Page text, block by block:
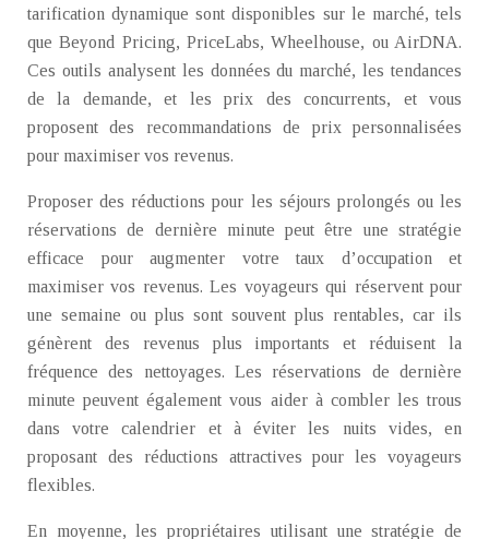
tarification dynamique sont disponibles sur le marché, tels
que Beyond Pricing, PriceLabs, Wheelhouse, ou AirDNA.
Ces outils analysent les données du marché, les tendances
de la demande, et les prix des concurrents, et vous
proposent des recommandations de prix personnalisées
pour maximiser vos revenus.
Proposer des réductions pour les séjours prolongés ou les
réservations de dernière minute peut être une stratégie
efficace pour augmenter votre taux d’occupation et
maximiser vos revenus. Les voyageurs qui réservent pour
une semaine ou plus sont souvent plus rentables, car ils
génèrent des revenus plus importants et réduisent la
fréquence des nettoyages. Les réservations de dernière
minute peuvent également vous aider à combler les trous
dans votre calendrier et à éviter les nuits vides, en
proposant des réductions attractives pour les voyageurs
flexibles.
En moyenne, les propriétaires utilisant une stratégie de